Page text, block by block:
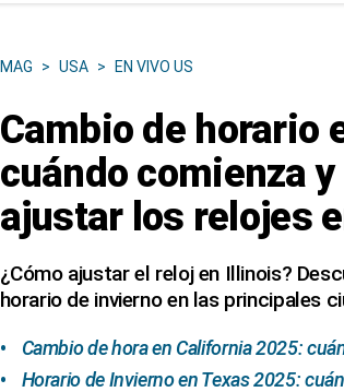
MAG > USA > EN VIVO US
Cambio de horario
cuándo comienza
ajustar los relojes
¿Cómo ajustar el reloj en Illinois?
horario de invierno en las principales
Cambio de hora en California 2025:
Horario de Invierno en Texas 2025: